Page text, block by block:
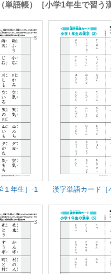
単語帳）［小学1年生で習う
１年生］-1 漢字単語カード［